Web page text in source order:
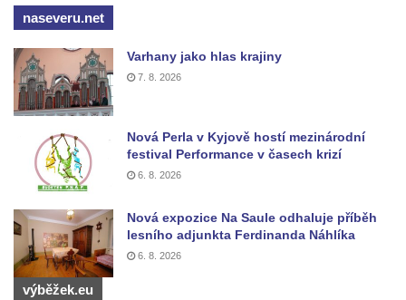
Pamětní deska Giuseppe Capella na
hřbitově v Lužici
Kenotaf Emila Miksche na hřbitově v Lužici
Kenotaf Antonína Krause na hřbitově v
Lužici
Pomník vojákům Rudé armády na hřbitově
v Kozlech
Pamětní deska pochodu smrti v Saupsdorfu
Pomník obětem 2. světové války v parku
Walthera von der Vogelweide v Duchcově
Památník obětem holokaustu v Lipové ulici
naseveru.net
Varhany jako hlas krajiny
7. 8. 2026
Nová Perla v Kyjově hostí mezinárodní
festival Performance v časech krizí
6. 8. 2026
Nová expozice Na Saule odhaluje příběh
lesního adjunkta Ferdinanda Náhlíka
6. 8. 2026
výběžek.eu